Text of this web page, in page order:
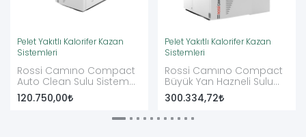
Pelet Yakıtlı Kalorifer Kazan
Sistemleri
Rossi Camıno Compact
Auto Clean Sulu Sistem
Pellet Yakıt
120.750,00
Pelet Yakıtlı Kalorifer Kazan
Sistemleri
Rossi Camıno Compact
Büyük Yan Hazneli Sulu
Sistem Pellet Yakıt
300.334,72